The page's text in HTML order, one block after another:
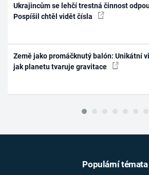
Ukrajincům se lehčí trestná činnost
Pospíšil chtěl vidět čísla
Země jako promáčknutý balón: Unikátní
jak planetu tvaruje gravitace
Populární témata